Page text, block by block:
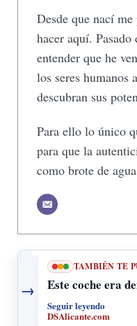
Desde que nací
hacer aquí.
entender que he
los seres humanos
descubran sus
Para ello lo único
para que la
como brote de
→
TAMBIÉN TE
Este coche era
Seguir leyendo
DSAlicante.com